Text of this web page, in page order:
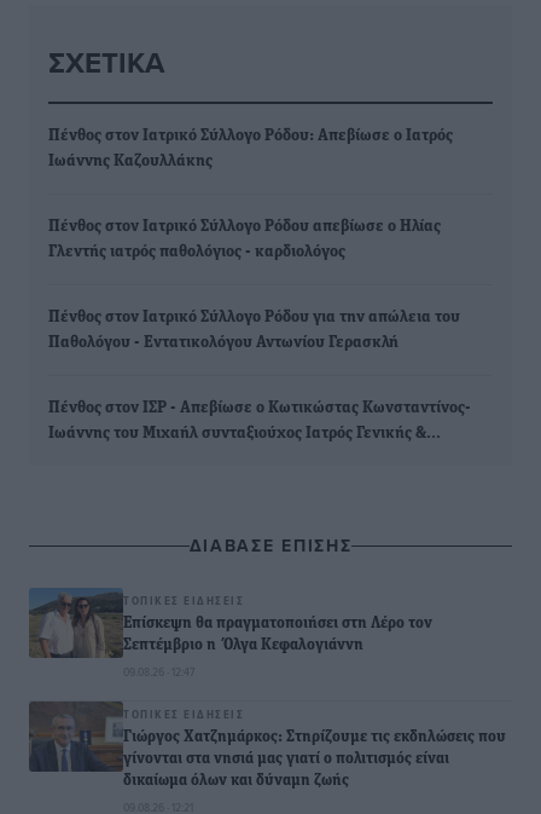
ΣΧΕΤΙΚΆ
Πένθος στον Ιατρικό Σύλλογο Ρόδου: Απεβίωσε ο Ιατρός
Ιωάννης Καζουλλάκης
Πένθος στον Ιατρικό Σύλλογο Ρόδου απεβίωσε ο Ηλίας
Γλεντής ιατρός παθολόγιος - καρδιολόγος
Πένθος στον Ιατρικό Σύλλογο Ρόδου για την απώλεια του
Παθολόγου - Εντατικολόγου Αντωνίου Γερασκλή
Πένθος στον ΙΣΡ - Απεβίωσε ο Κωτικώστας Κωνσταντίνος-
Ιωάννης του Μιχαήλ συνταξιούχος Ιατρός Γενικής &…
ΔΙΑΒΑΣΕ ΕΠΙΣΗΣ
ΤΟΠΙΚΈΣ ΕΙΔΉΣΕΙΣ
Επίσκεψη θα πραγματοποιήσει στη Λέρο τον
Σεπτέμβριο η Όλγα Κεφαλογιάννη
09.08.26 · 12:47
ΤΟΠΙΚΈΣ ΕΙΔΉΣΕΙΣ
Γιώργος Χατζημάρκος: Στηρίζουμε τις εκδηλώσεις που
γίνονται στα νησιά μας γιατί ο πολιτισμός είναι
δικαίωμα όλων και δύναμη ζωής
09.08.26 · 12:21